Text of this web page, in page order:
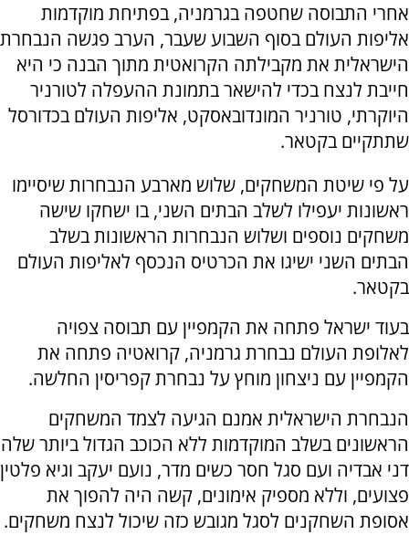
אחרי התבוסה שחטפה בגרמניה, בפתיחת מוקדמות
אליפות העולם בסוף השבוע שעבר, הערב פגשה הנבחרת
הישראלית את מקבילתה הקרואטית מתוך הבנה כי היא
חייבת לנצח בכדי להישאר בתמונת ההעפלה לטורניר
היוקרתי, טורניר המונדובאסקט, אליפות העולם בכדורסל
שתתקיים בקטאר.
על פי שיטת המשחקים, שלוש מארבע הנבחרות שיסיימו
ראשונות יעפילו לשלב הבתים השני, בו ישחקו שישה
משחקים נוספים ושלוש הנבחרות הראשונות בשלב
הבתים השני ישיגו את הכרטיס הנכסף לאליפות העולם
בקטאר.
בעוד ישראל פתחה את הקמפיין עם תבוסה צפויה
לאלופת העולם נבחרת גרמניה, קרואטיה פתחה את
הקמפיין עם ניצחון מוחץ על נבחרת קפריסין החלשה.
הנבחרת הישראלית אמנם הגיעה לצמד המשחקים
הראשונים בשלב המוקדמות ללא הכוכב הגדול ביותר שלה
דני אבדיה ועם סגל חסר כשים מדר, נועם יעקב וגיא פלטין
פצועים, וללא מספיק אימונים, קשה היה להפוך את
אסופת השחקנים לסגל מגובש כזה שיכול לנצח משחקים.